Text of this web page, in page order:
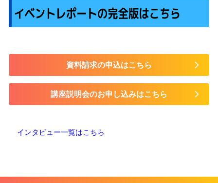
資料請求の申込はこちら
講座説明会のお申し込みはこちら
インタビュー一覧はこちら